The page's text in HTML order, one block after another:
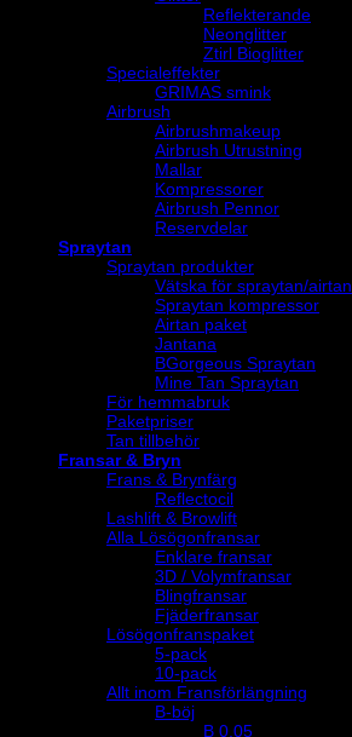
Reflekterande
Neonglitter
Ztirl Bioglitter
Specialeffekter
GRIMAS smink
Airbrush
Airbrushmakeup
Airbrush Utrustning
Mallar
Kompressorer
Airbrush Pennor
Reservdelar
Spraytan
Spraytan produkter
Vätska för spraytan/airtan
Spraytan kompressor
Airtan paket
Jantana
BGorgeous Spraytan
Mine Tan Spraytan
För hemmabruk
Paketpriser
Tan tillbehör
Fransar & Bryn
Frans & Brynfärg
Reflectocil
Lashlift & Browlift
Alla Lösögonfransar
Enklare fransar
3D / Volymfransar
Blingfransar
Fjäderfransar
Lösögonfranspaket
5-pack
10-pack
Allt inom Fransförlängning
B-böj
B 0.05